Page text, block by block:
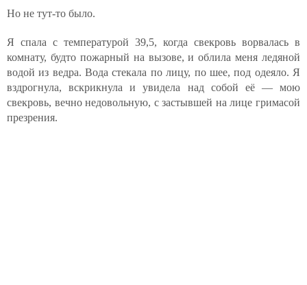
Но не тут-то было.
Я спала с температурой 39,5, когда свекровь ворвалась в
комнату, будто пожарный на вызове, и облила меня ледяной
водой из ведра. Вода стекала по лицу, по шее, под одеяло. Я
вздрогнула, вскрикнула и увидела над собой её — мою
свекровь, вечно недовольную, с застывшей на лице гримасой
презрения.